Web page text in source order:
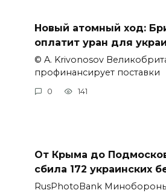
Новый атомный ход:
оплатит уран для
© A. Krivonosov
профинансирует поставки
0 141
От Крыма до
сбила 172 украинских
RusPhotoBank